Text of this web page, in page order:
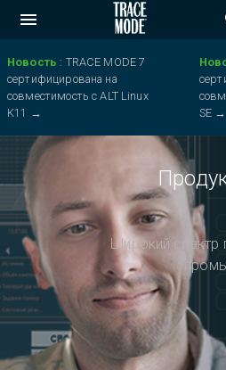
Новость : TRACE MODE 7
сертифицирована на
совместимость с ALT Linux
K11 →
SE →
Широкий спектр